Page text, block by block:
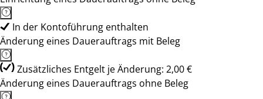
In der Kontoführung enthalten
Änderung eines Dauerauftrags mit Beleg
Zusätzliches Entgelt je Änderung: 2,00 €
Änderung eines Dauerauftrags ohne Beleg